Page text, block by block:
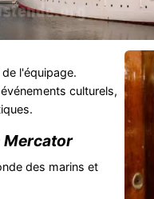
l'équipage.
culturels,
des marins et